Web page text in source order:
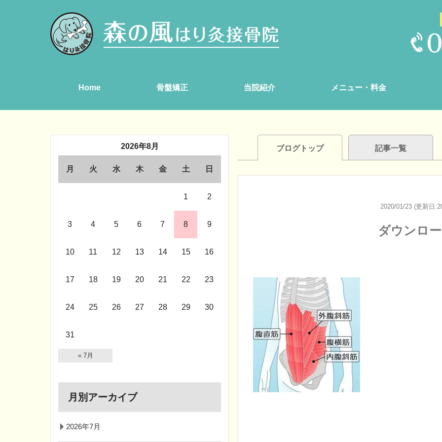
Home 骨盤矯正 当院紹介 メニュー・料金
ブログトップ 記事一覧
2020/01/23 (更新日
ダウンロ
2026年8月
月 火 水 木 金 土 日
1 2
3 4 5 6 7 8 9
10 11 12 13 14 15 16
17 18 19 20 21 22 23
24 25 26 27 28 29 30
31
« 7月
月別アーカイブ
2026年7月